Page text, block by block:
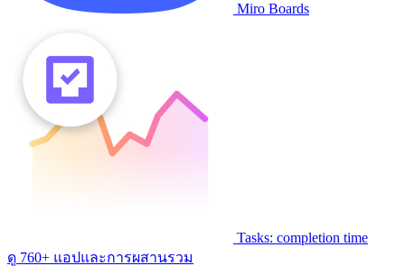
Miro Boards
Tasks: completion time
ดู 760+ แอปและการผสานรวม